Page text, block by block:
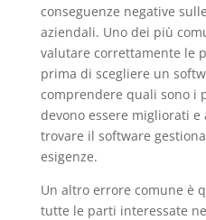
conseguenze negative
aziendali. Uno dei più
valutare correttamente le
prima di scegliere un
comprendere quali sono i
devono essere migliorati
trovare il software
esigenze.
Un altro errore comune è
tutte le parti interessate